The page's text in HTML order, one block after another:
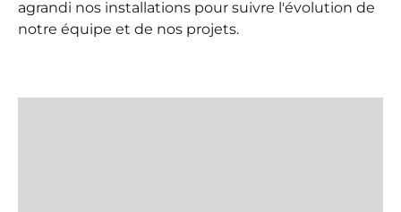
agrandi nos installations pour suivre l'évolution de
notre équipe et de nos projets.